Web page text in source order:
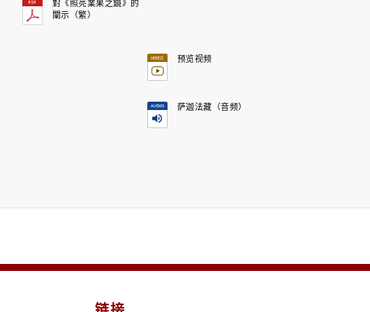
對《照亮業果之鏡》的
闡示（繁）
预览视频
萨迦法藏（音频）